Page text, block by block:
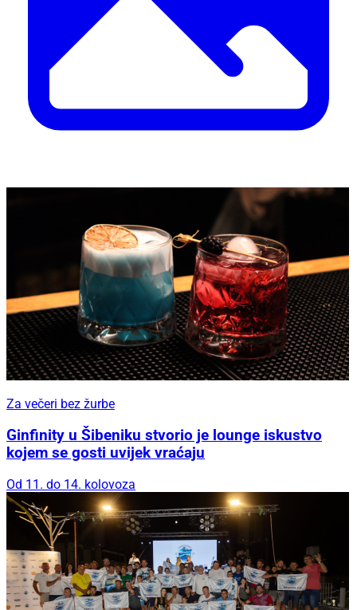
Za večeri bez žurbe
Ginfinity u Šibeniku stvorio je lounge iskustvo
kojem se gosti uvijek vraćaju
Od 11. do 14. kolovoza